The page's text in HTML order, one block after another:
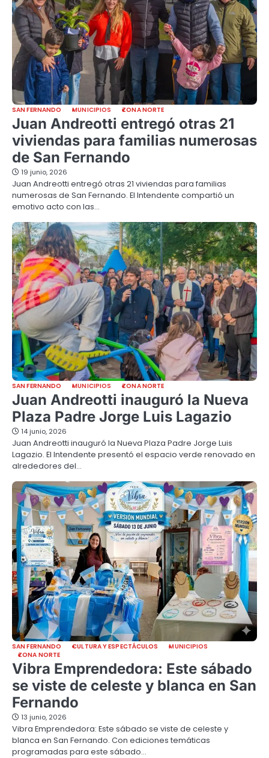
SAN FERNANDO MUNICIPIOS ZONA NORTE
Juan Andreotti entregó otras 21
viviendas para familias numerosas
de San Fernando
19 junio, 2026
Juan Andreotti entregó otras 21 viviendas para familias
numerosas de San Fernando. El Intendente compartió un
emotivo acto con las…
SAN FERNANDO MUNICIPIOS ZONA NORTE
Juan Andreotti inauguró la Nueva
Plaza Padre Jorge Luis Lagazio
14 junio, 2026
Juan Andreotti inauguró la Nueva Plaza Padre Jorge Luis
Lagazio. El Intendente presentó el espacio verde renovado en
alrededores del…
SAN FERNANDO CULTURA Y ESPECTÁCULOS
MUNICIPIOS
ZONA NORTE
Vibra Emprendedora: Este sábado
se viste de celeste y blanca en San
Fernando
13 junio, 2026
Vibra Emprendedora: Este sábado se viste de celeste y
blanca en San Fernando. Con ediciones temáticas
programadas para este sábado…